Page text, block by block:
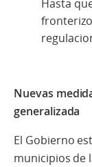
Hasta
Nuevas
generalizada
El Gobierno
municipios de